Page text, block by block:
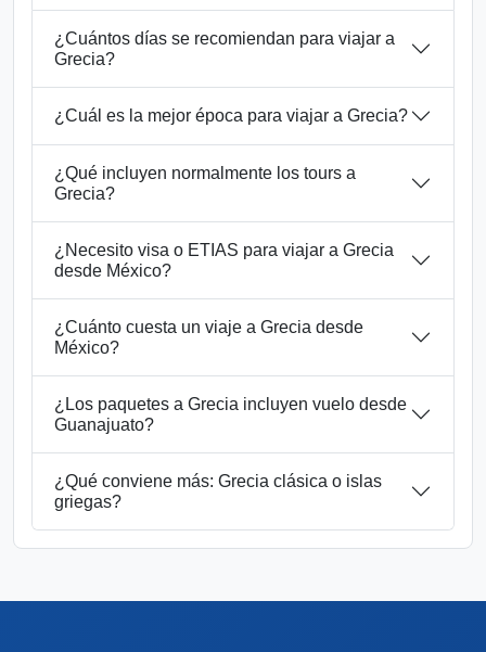
¿Cuántos días se recomiendan para viajar a
Grecia?
¿Cuál es la mejor época para viajar a Grecia?
¿Qué incluyen normalmente los tours a
Grecia?
¿Necesito visa o ETIAS para viajar a Grecia
desde México?
¿Cuánto cuesta un viaje a Grecia desde
México?
¿Los paquetes a Grecia incluyen vuelo desde
Guanajuato?
¿Qué conviene más: Grecia clásica o islas
griegas?